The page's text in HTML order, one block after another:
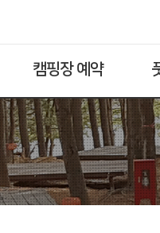
캠핑장 예약